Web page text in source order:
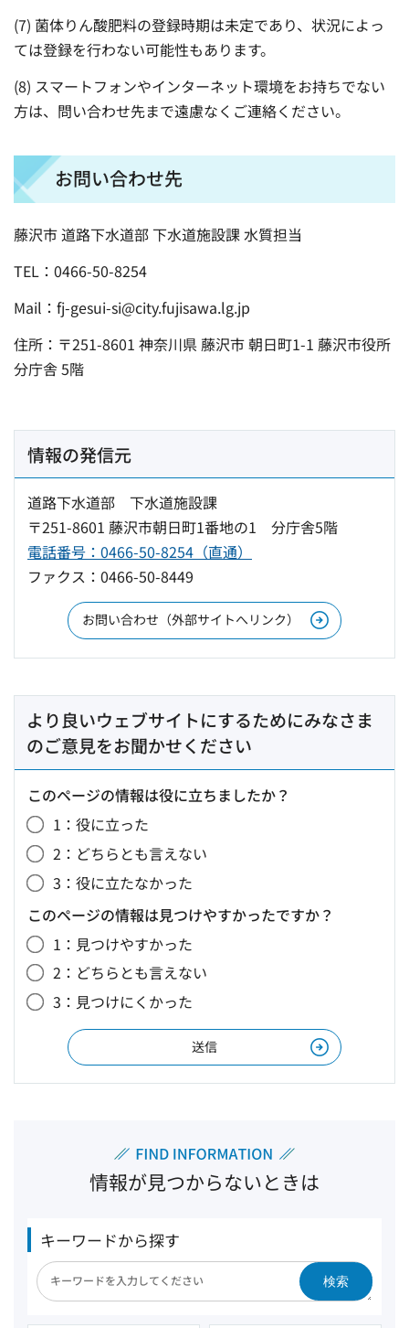
(7) 菌体りん酸肥料の登録時期は未定であり、状況によっ
ては登録を行わない可能性もあります。
(8) スマートフォンやインターネット環境をお持ちでない
方は、問い合わせ先まで遠慮なくご連絡ください。
お問い合わせ先
藤沢市 道路下水道部 下水道施設課 水質担当
TEL：0466-50-8254
Mail：fj-gesui-si@city.fujisawa.lg.jp
住所：〒251-8601 神奈川県 藤沢市 朝日町1-1 藤沢市役所
分庁舎 5階
情報の発信元
道路下水道部 下水道施設課
〒251-8601 藤沢市朝日町1番地の1 分庁舎5階
電話番号：0466-50-8254（直通）
ファクス：0466-50-8449
お問い合わせ（外部サイトへリンク）
より良いウェブサイトにするためにみなさま
のご意見をお聞かせください
このページの情報は役に立ちましたか？
1：役に立った
2：どちらとも言えない
3：役に立たなかった
このページの情報は見つけやすかったですか？
1：見つけやすかった
2：どちらとも言えない
3：見つけにくかった
情報が見つからないときは
キーワードから探す
検索